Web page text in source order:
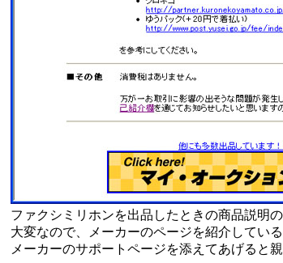
ファクシミリホンを出品したときの商品説明
大変なので、メーカーのページを紹介してい
メーカーのサポートページを添えてあげると